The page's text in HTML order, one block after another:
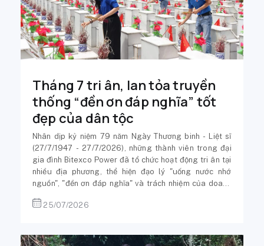
Tháng 7 tri ân, lan tỏa truyền
thống “đền ơn đáp nghĩa” tốt
đẹp của dân tộc
Nhân dịp kỷ niệm 79 năm Ngày Thương binh - Liệt sĩ
(27/7/1947 - 27/7/2026), những thành viên trong đại
gia đình Bitexco Power đã tổ chức hoạt động tri ân tại
nhiều địa phương, thể hiện đạo lý "uống nước nhớ
nguồn", "đền ơn đáp nghĩa" và trách nhiệm của doanh
25/07/2026